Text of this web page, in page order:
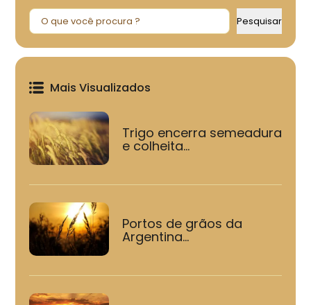
Pesquisar Pesquisar
Mais Visualizados
Trigo encerra semeadura
e colheita...
Portos de grãos da
Argentina...